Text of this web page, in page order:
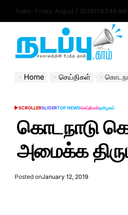
Today: Friday, August 7 202611:03:47 AM
Home செய்திகள்
POSTED
SCROLLERSLIDERTOP NEWSசெய்திகள்தமிழகம்
கொடநாடு
அமைக்க
Posted onJanuary 12, 2019